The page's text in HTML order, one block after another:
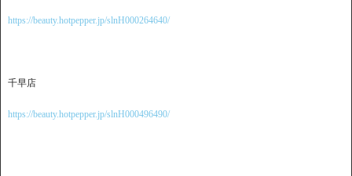
https://beauty.hotpepper.jp/slnH000264640/
千早店
https://beauty.hotpepper.jp/slnH000496490/